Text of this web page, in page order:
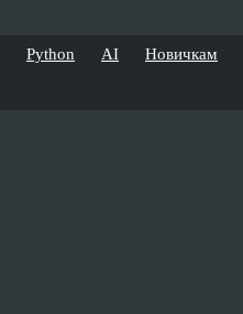
Python AI Новичкам